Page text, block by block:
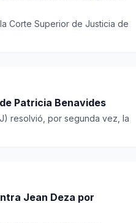
Corte Superior de Justicia de
Patricia Benavides
resolvió, por segunda vez, la
Jean Deza por